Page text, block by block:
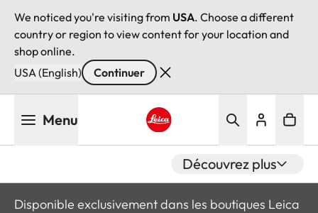
We noticed you're visiting from USA. Choose a different
country or region to view content for your location and
shop online.
USA (English)
Continuer
Menu
Découvrez plus
Disponible exclusivement dans les boutiques Leica